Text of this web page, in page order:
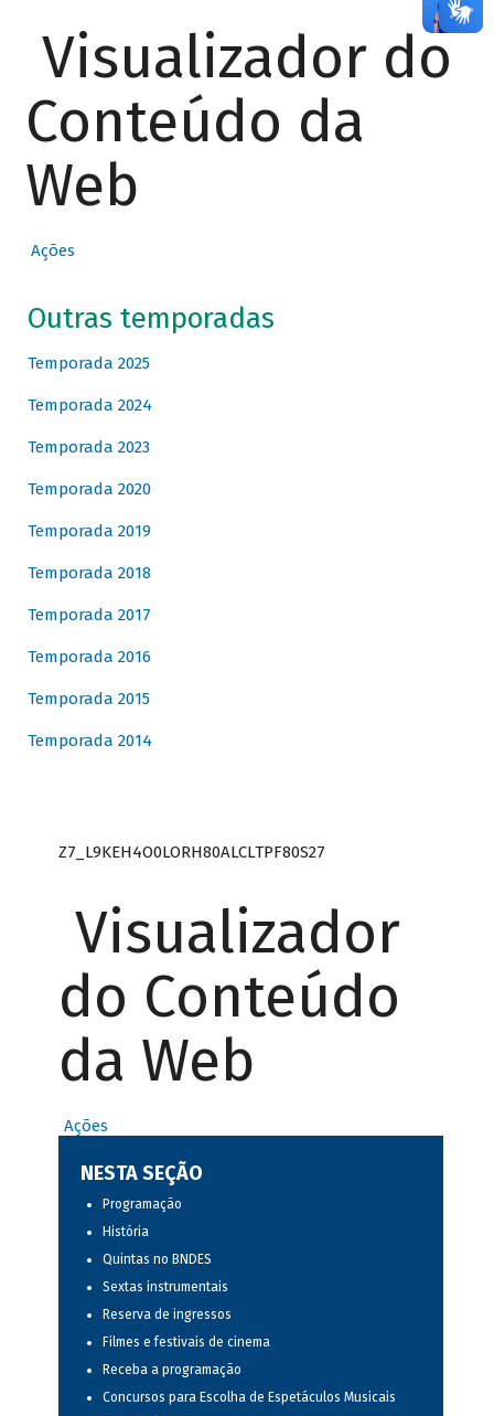
Visualizador do
Conteúdo da
Web
Ações
Outras temporadas
Temporada 2025
Temporada 2024
Temporada 2023
Temporada 2020
Temporada 2019
Temporada 2018
Temporada 2017
Temporada 2016
Temporada 2015
Temporada 2014
Z7_L9KEH4O0LORH80ALCLTPF80S27
Visualizador
do Conteúdo
da Web
Ações
NESTA SEÇÃO
Programação
História
Quintas no BNDES
Sextas instrumentais
Reserva de ingressos
Filmes e festivais de cinema
Receba a programação
Concursos para Escolha de Espetáculos Musicais